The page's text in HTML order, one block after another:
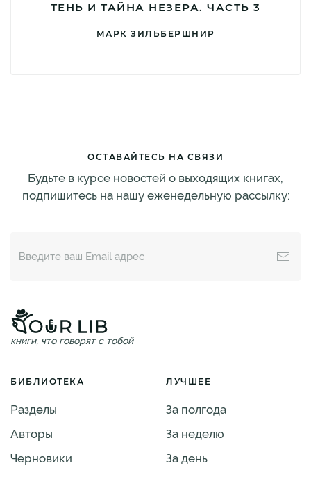
ТЕНЬ И ТАЙНА НЕЗЕРА. ЧАСТЬ 3
МАРК ЗИЛЬБЕРШНИР
ОСТАВАЙТЕСЬ НА СВЯЗИ
Будьте в курсе новостей о выходящих книгах,
подпишитесь на нашу еженедельную рассылку:
книги, что говорят с тобой
БИБЛИОТЕКА
Разделы
Авторы
Черновики
ЛУЧШЕЕ
За полгода
За неделю
За день